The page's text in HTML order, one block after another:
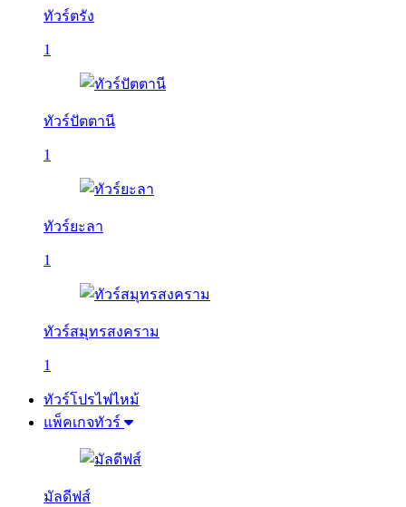
ทัวร์ตรัง
1
ทัวร์ปัตตานี
1
ทัวร์ยะลา
1
ทัวร์สมุทรสงคราม
1
ทัวร์โปรไฟไหม้
แพ็คเกจทัวร์
มัลดีฟส์